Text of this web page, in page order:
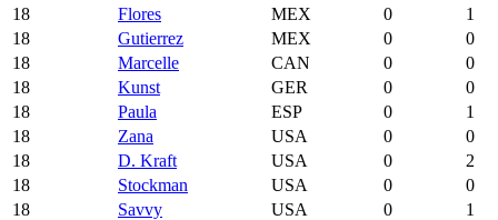
18
Flores MEX 0
1
18
Gutierrez MEX 0
0
18
Marcelle CAN 0
0
18
Kunst GER 0
0
18
Paula ESP 0
1
18
Zana USA 0
0
18
D. Kraft USA 0
2
18
Stockman USA 0
0
18
Savvy USA 0
1